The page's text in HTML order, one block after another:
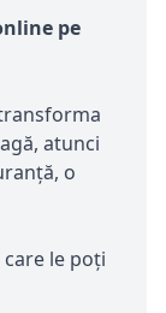
pe
atunci
o
le poți